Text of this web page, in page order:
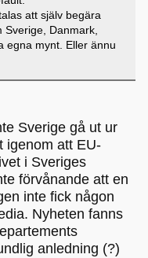
att själv begära
Danmark,
egna mynt. Eller ännu
Sverige gå ut ur
igenom att EU-
i Sveriges
förvånande att en
inte fick någon
Nyheten fanns
anledning (?)